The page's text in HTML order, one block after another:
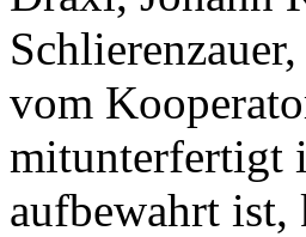
Schlierenzauer,
vom
mitunterfertigt
aufbewahrt ist,